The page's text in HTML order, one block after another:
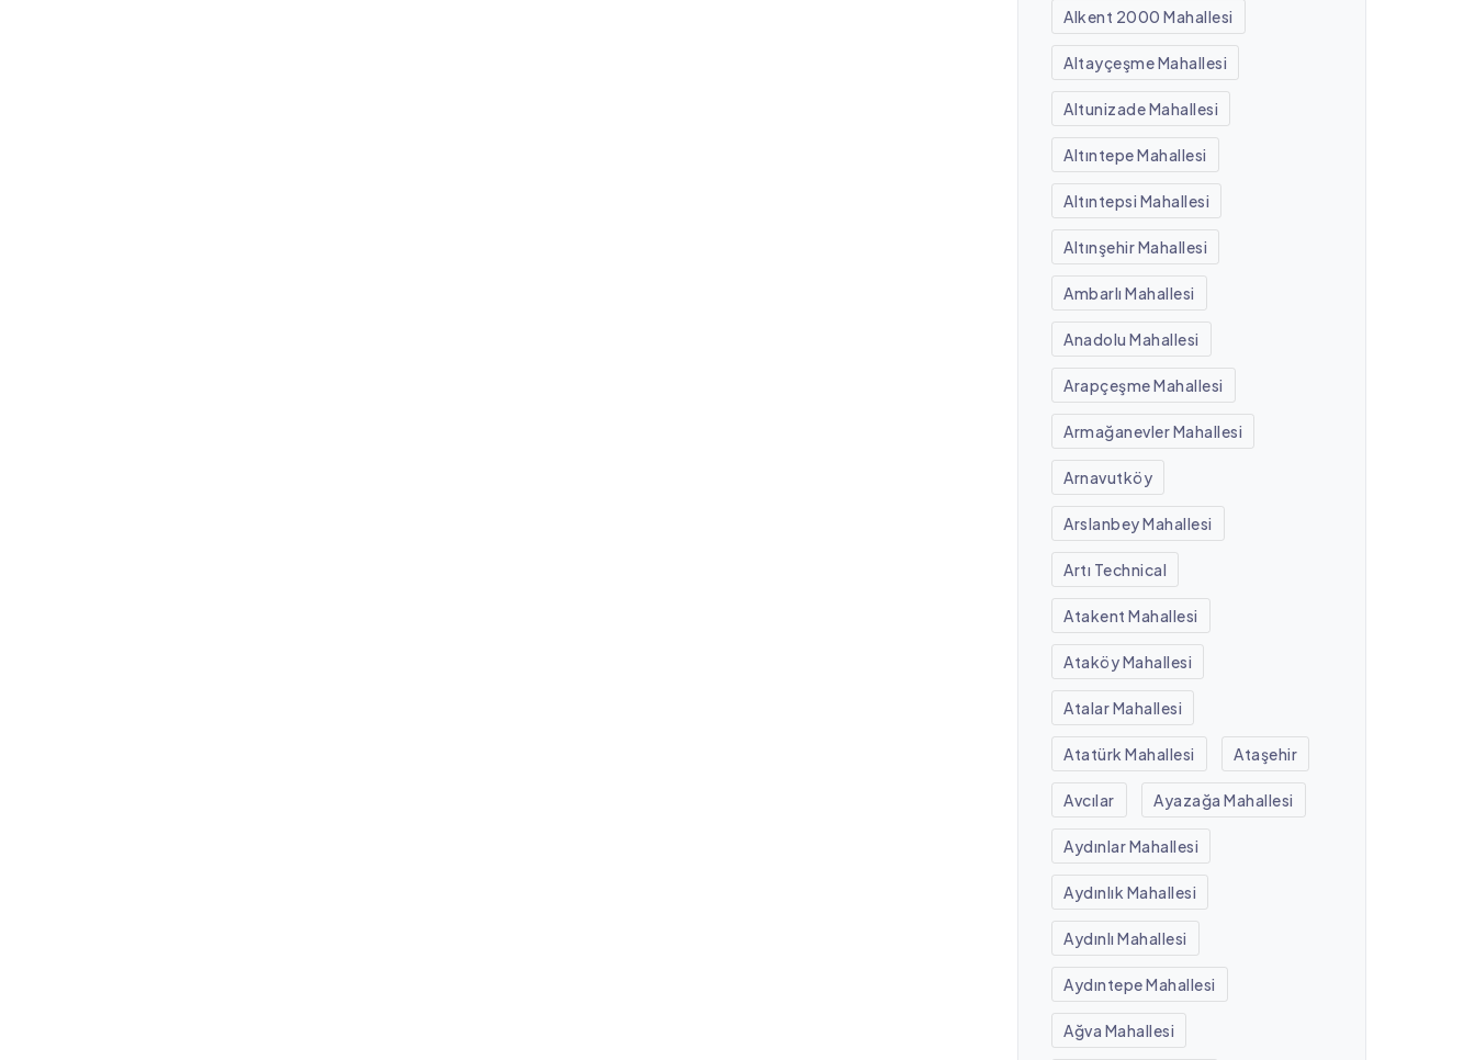
Alkent 2000 Mahallesi
Altayçeşme Mahallesi
Altunizade Mahallesi
Altıntepe Mahallesi
Altıntepsi Mahallesi
Altınşehir Mahallesi
Ambarlı Mahallesi
Anadolu Mahallesi
Arapçeşme Mahallesi
Armağanevler Mahallesi
Arnavutköy
Arslanbey Mahallesi
Artı Technical
Atakent Mahallesi
Ataköy Mahallesi
Atalar Mahallesi
Atatürk Mahallesi Ataşehir
Avcılar Ayazağa Mahallesi
Aydınlar Mahallesi
Aydınlık Mahallesi
Aydınlı Mahallesi
Aydıntepe Mahallesi
Ağva Mahallesi